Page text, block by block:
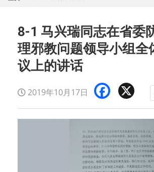
8-1 马兴瑞同志在省委
理邪教问题领导小组全
议上的讲话
2019年10月17日 Facebook